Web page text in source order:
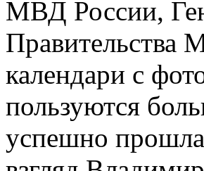
МВД России,
Правительства
календари с
пользуются
успешно